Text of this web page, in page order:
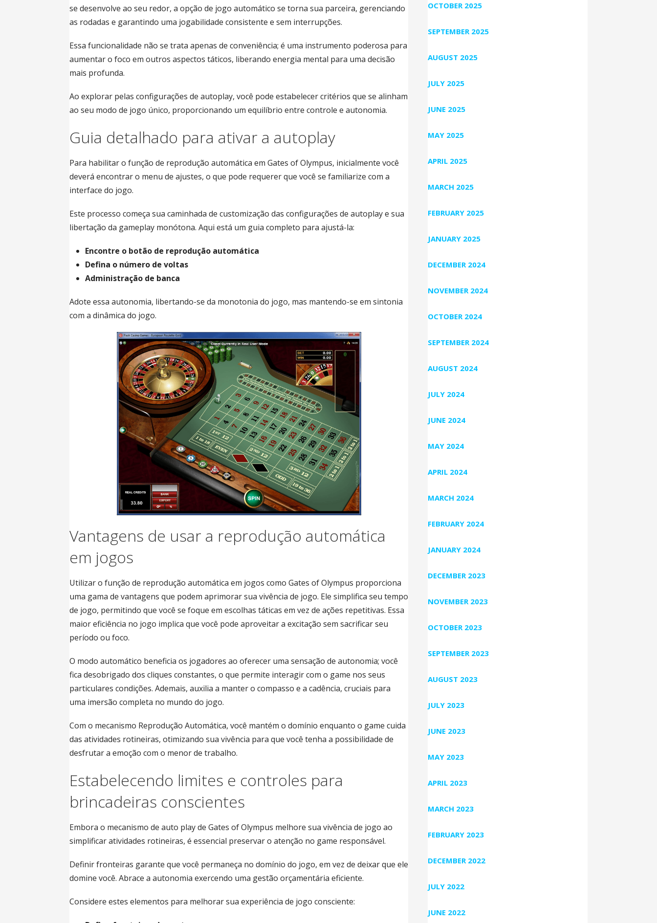
se desenvolve ao seu redor, a opção de jogo automático se torna sua parceira, gerenciando
as rodadas e garantindo uma jogabilidade consistente e sem interrupções.
Essa funcionalidade não se trata apenas de conveniência; é uma instrumento poderosa para
aumentar o foco em outros aspectos táticos, liberando energia mental para uma decisão
mais profunda.
Ao explorar pelas configurações de autoplay, você pode estabelecer critérios que se alinham
ao seu modo de jogo único, proporcionando um equilíbrio entre controle e autonomia.
Guia detalhado para ativar a autoplay
Para habilitar o função de reprodução automática em Gates of Olympus, inicialmente você
deverá encontrar o menu de ajustes, o que pode requerer que você se familiarize com a
interface do jogo.
Este processo começa sua caminhada de customização das configurações de autoplay e sua
libertação da gameplay monótona. Aqui está um guia completo para ajustá-la:
Encontre o botão de reprodução automática
Defina o número de voltas
Administração de banca
Adote essa autonomia, libertando-se da monotonia do jogo, mas mantendo-se em sintonia
com a dinâmica do jogo.
Vantagens de usar a reprodução automática
em jogos
Utilizar o função de reprodução automática em jogos como Gates of Olympus proporciona
uma gama de vantagens que podem aprimorar sua vivência de jogo. Ele simplifica seu tempo
de jogo, permitindo que você se foque em escolhas táticas em vez de ações repetitivas. Essa
maior eficiência no jogo implica que você pode aproveitar a excitação sem sacrificar seu
período ou foco.
O modo automático beneficia os jogadores ao oferecer uma sensação de autonomia; você
fica desobrigado dos cliques constantes, o que permite interagir com o game nos seus
particulares condições. Ademais, auxilia a manter o compasso e a cadência, cruciais para
uma imersão completa no mundo do jogo.
Com o mecanismo Reprodução Automática, você mantém o domínio enquanto o game cuida
das atividades rotineiras, otimizando sua vivência para que você tenha a possibilidade de
desfrutar a emoção com o menor de trabalho.
Estabelecendo limites e controles para
brincadeiras conscientes
Embora o mecanismo de auto play de Gates of Olympus melhore sua vivência de jogo ao
simplificar atividades rotineiras, é essencial preservar o atenção no game responsável.
Definir fronteiras garante que você permaneça no domínio do jogo, em vez de deixar que ele
domine você. Abrace a autonomia exercendo uma gestão orçamentária eficiente.
Considere estes elementos para melhorar sua experiência de jogo consciente:
OCTOBER 2025
SEPTEMBER 2025
AUGUST 2025
JULY 2025
JUNE 2025
MAY 2025
APRIL 2025
MARCH 2025
FEBRUARY 2025
JANUARY 2025
DECEMBER 2024
NOVEMBER 2024
OCTOBER 2024
SEPTEMBER 2024
AUGUST 2024
JULY 2024
JUNE 2024
MAY 2024
APRIL 2024
MARCH 2024
FEBRUARY 2024
JANUARY 2024
DECEMBER 2023
NOVEMBER 2023
OCTOBER 2023
SEPTEMBER 2023
AUGUST 2023
JULY 2023
JUNE 2023
MAY 2023
APRIL 2023
MARCH 2023
FEBRUARY 2023
DECEMBER 2022
JULY 2022
JUNE 2022